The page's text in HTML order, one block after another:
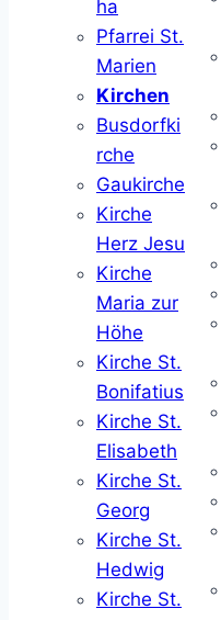
ha
Pfarrei St.
Marien
Kirchen
Busdorfki
rche
Gaukirche
Kirche
Herz Jesu
Kirche
Maria zur
Höhe
Kirche St.
Bonifatius
Kirche St.
Elisabeth
Kirche St.
Georg
Kirche St.
Hedwig
Kirche St.